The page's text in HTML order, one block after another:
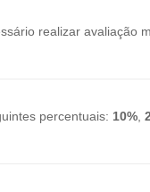
realizar avaliação
percentuais: 10%,